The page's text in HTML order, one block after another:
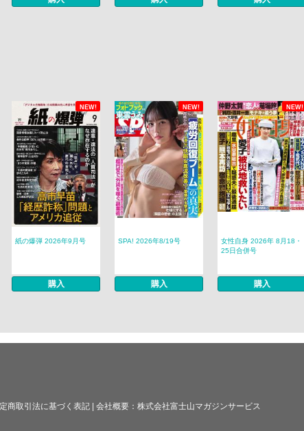
NEW! NEW! NEW!
紙の爆弾 2026年9月号
購入
SPA! 2026年8/19号
購入
女性自身 2026年 8月18・
25日合併号
購入
商取引法に基づく表記 会社概要： 株式会社富士山マガジンサービス